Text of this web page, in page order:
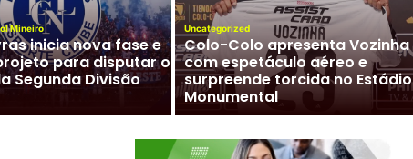
Mineiro
inicia nova fase e
para disputar o
Segunda Divisão
Uncategorized
Colo-Colo apresenta Vozinha
com espetáculo aéreo e
surpreende torcida no Estádio
Monumental